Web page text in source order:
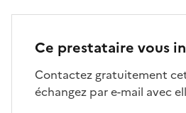
Ce prestataire vous
Contactez gratuitement
échangez par e-mail avec